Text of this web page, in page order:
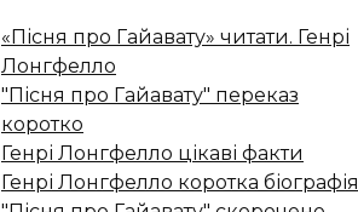
«Пісня про Гайавату» читати. Генрі
Лонгфелло
"Пісня про Гайавату" переказ
коротко
Генрі Лонгфелло цікаві факти
Генрі Лонгфелло коротка біографія